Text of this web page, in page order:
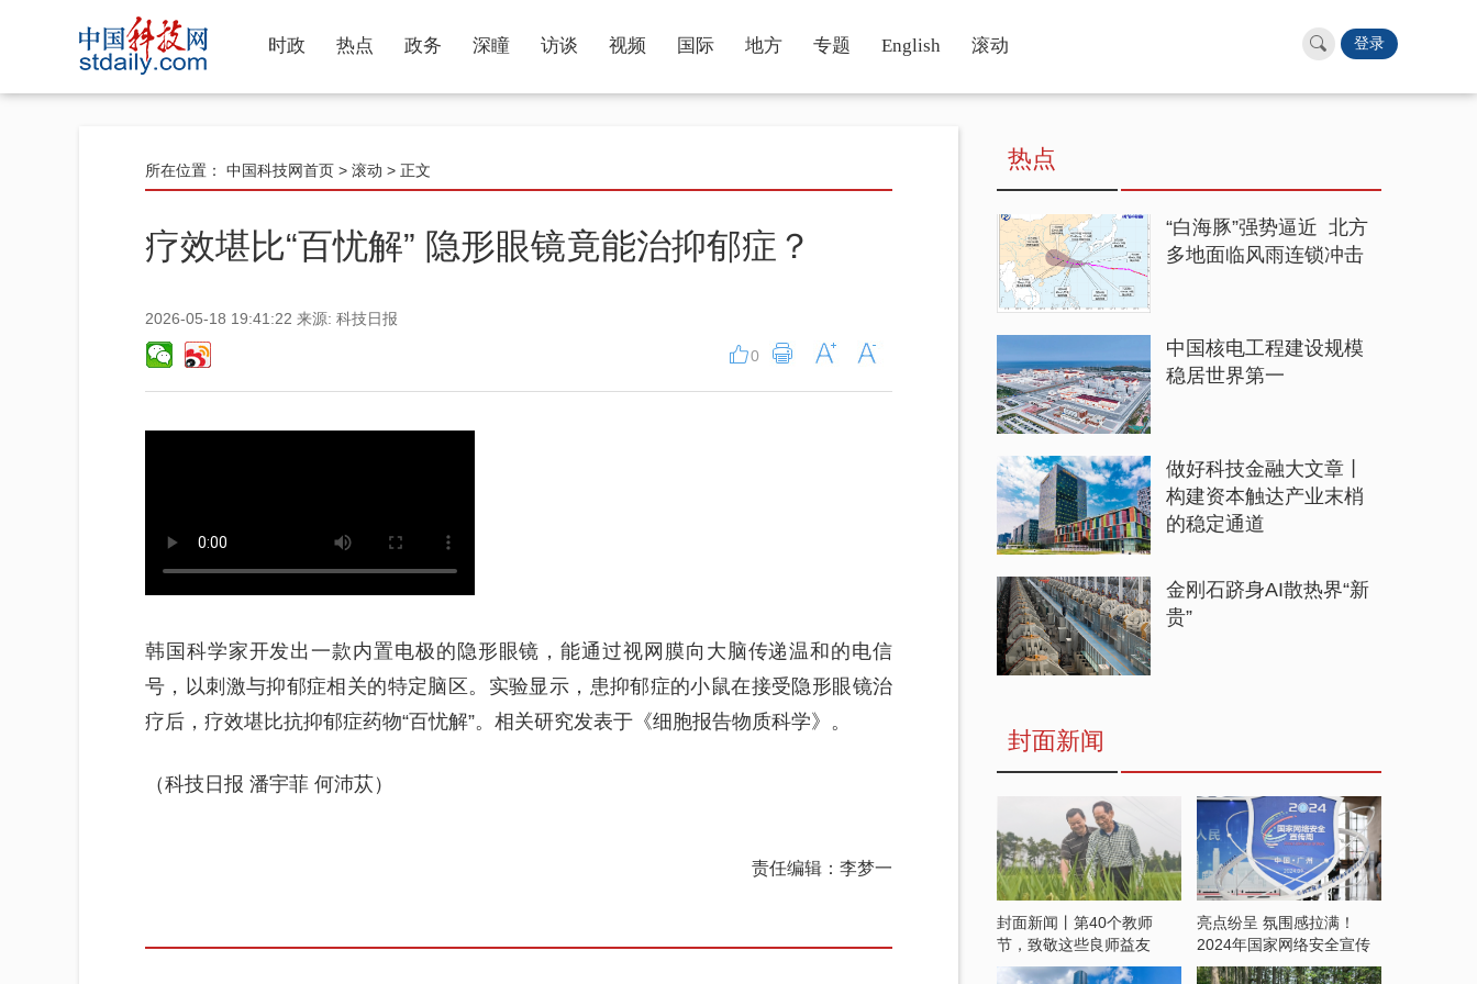
时政 热点 政务 深瞳 访谈 视频 国际 地方 专题 English 滚动 登录
所在位置： 中国科技网首页 > 滚动 > 正文
疗效堪比“百忧解” 隐形眼镜竟能治抑郁症？
2026-05-18 19:41:22 来源: 科技日报
0
韩国科学家开发出一款内置电极的隐形眼镜，能通过视网膜向大脑传递温和的电信
号，以刺激与抑郁症相关的特定脑区。实验显示，患抑郁症的小鼠在接受隐形眼镜治
疗后，疗效堪比抗抑郁症药物“百忧解”。相关研究发表于《细胞报告物质科学》。
（科技日报 潘宇菲 何沛苁）
责任编辑：李梦一
热点
“白海豚”强势逼近 北方
多地面临风雨连锁冲击
中国核电工程建设规模
稳居世界第一
做好科技金融大文章丨
构建资本触达产业末梢
的稳定通道
金刚石跻身AI散热界“新
贵”
封面新闻
封面新闻丨第40个教师
节，致敬这些良师益友
亮点纷呈 氛围感拉满！
2024年国家网络安全宣传
周开启